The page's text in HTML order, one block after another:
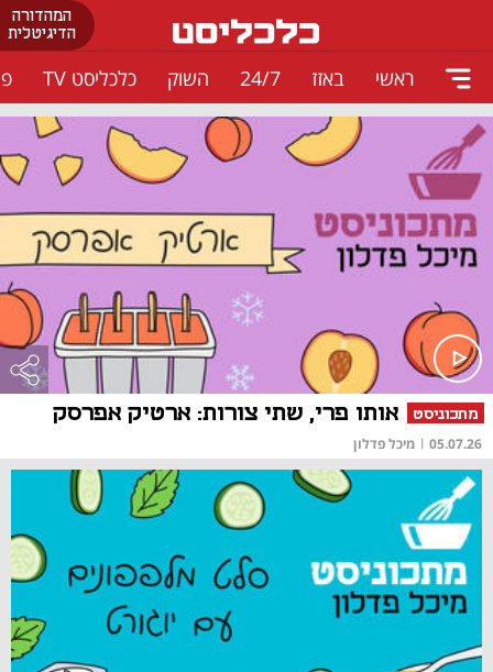
המהדורה
הדיגיטלית
ראשי באזז 24/7 השוק כלכליסט TV
מתכוניסט אותו פרי, שתי צורות: ארטיק אפרסק
05.07.26
| מיכל פדלון